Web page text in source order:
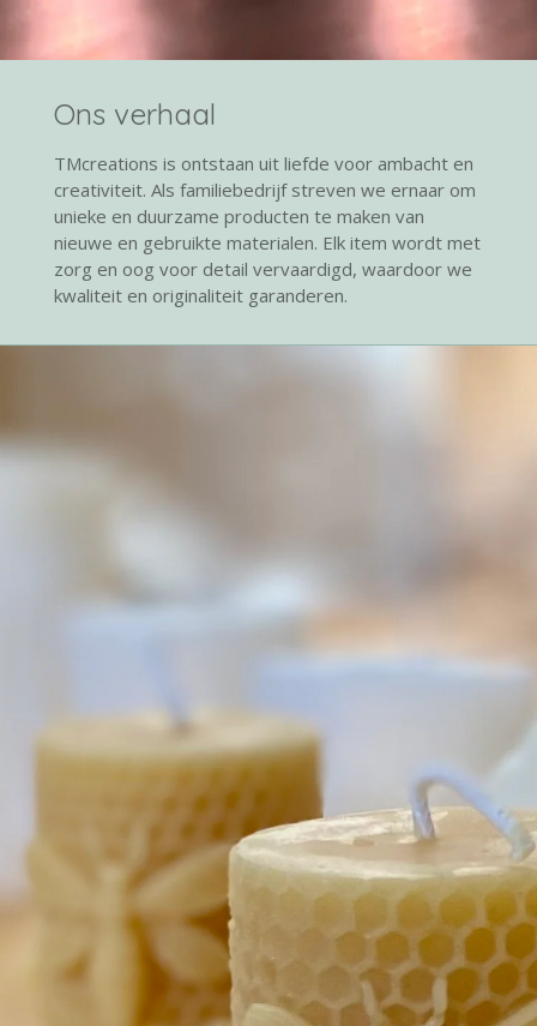
Ons verhaal
TMcreations is ontstaan uit liefde voor ambacht en
creativiteit. Als familiebedrijf streven we ernaar om
unieke en duurzame producten te maken van
nieuwe en gebruikte materialen. Elk item wordt met
zorg en oog voor detail vervaardigd, waardoor we
kwaliteit en originaliteit garanderen.